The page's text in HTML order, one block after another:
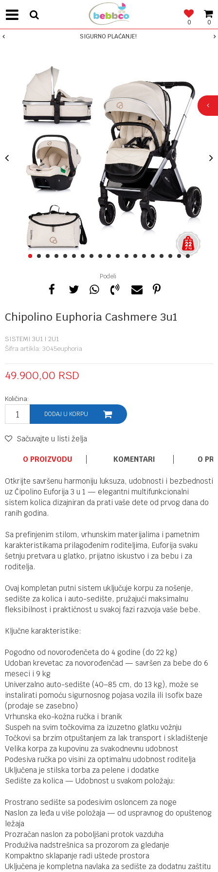
0
0
SIGURNO PLAĆANJE!
1 2 3 4 5 6 7 8 9 1011 121314151617 1819
Podeli
Chipolino Euphoria Cashmere 3u1
SISTEMI 3U1 I 2U1
Šifra artikla: 3045euphoria
49.900,00 RSD
Količina:
DODAJ U KORPU
Sačuvajte u listi želja
O PROIZVODU KOMENTARI O
Otkrijte savršenu harmoniju luksuza, udobnosti i bezbednosti
uz Čipolino Euforija 3 u 1 — elegantni multifunkcionalni
sistem kolica dizajniran da prati vaše dete od prvog dana do
ranih godina.
Sa prefinjenim stilom, vrhunskim materijalima i pametnim
karakteristikama prilagođenim roditeljima, Euforija svaku
šetnju pretvara u glatko, prijatno iskustvo i za bebu i za
roditelja.
Ovaj kompletan putni sistem uključuje korpu za nošenje,
sedište za kolica i auto-sedište, pružajući maksimalnu
fleksibilnost i praktičnost u svakoj fazi razvoja vaše bebe.
Ključne karakteristike:
Pogodno od novorođenčeta do 4 godine (do 22 kg)
Udoban krevetac za novorođenčad — savršen za bebe do 6
meseci i 9 kg
Univerzalno auto-sedište (40–85 cm, do 13 kg), može se
instalirati pomoću sigurnosnog pojasa vozila ili Isofix baze
(prodaje se zasebno)
Vrhunska eko-kožna ručka i branik
Suspeh na svim točkovima za izuzetno glatku vožnju
Točkovi sa brzim otpuštanjem za lak transport i skladištenje
Velika korpa za kupovinu za svakodnevnu udobnost
Podesiva ručka po visini za optimalnu udobnost roditelja
Uključena je stilska torba za pelene i dodatke
Sedište za kolica — Udobnost u svakom položaju:
Prostrano sedište sa podesivim osloncem za noge
Naslon za leđa u više položaja — od uspravnog do opuštenog
ležaja
Prozračan naslon za poboljšani protok vazduha
Produživa nadstrešnica sa prozorom za gledanje
Kompaktno sklapanje radi uštede prostora
Uključena je kompletna navlaka za sedište za dodatnu zaštitu